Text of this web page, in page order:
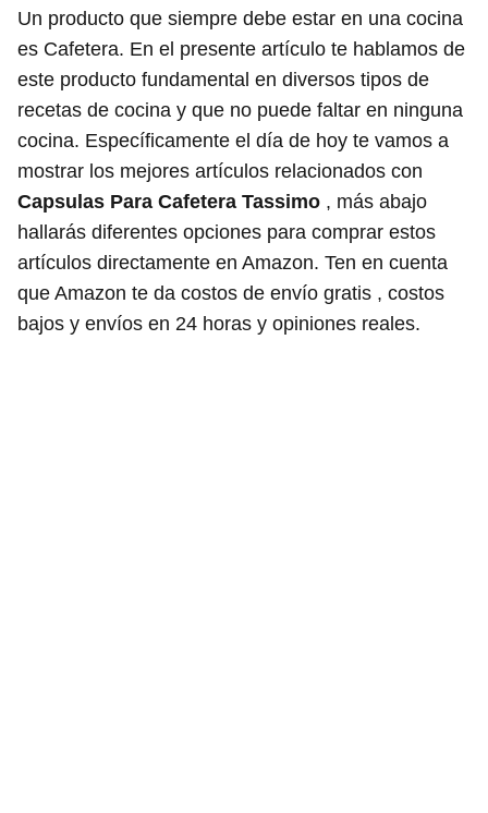
Un producto que siempre debe estar en una cocina
es Cafetera. En el presente artículo te hablamos de
este producto fundamental en diversos tipos de
recetas de cocina y que no puede faltar en ninguna
cocina. Específicamente el día de hoy te vamos a
mostrar los mejores artículos relacionados con
Capsulas Para Cafetera Tassimo , más abajo
hallarás diferentes opciones para comprar estos
artículos directamente en Amazon. Ten en cuenta
que Amazon te da costos de envío gratis , costos
bajos y envíos en 24 horas y opiniones reales.